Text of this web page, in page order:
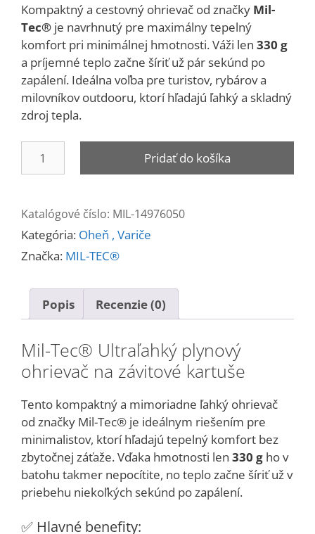
Kompaktný a cestovný ohrievač od značky Mil-
Tec® je navrhnutý pre maximálny tepelný
komfort pri minimálnej hmotnosti. Váži len 330 g
a príjemné teplo začne šíriť už pár sekúnd po
zapálení. Ideálna voľba pre turistov, rybárov a
milovníkov outdooru, ktorí hľadajú ľahký a skladný
zdroj tepla.
Plynový
závitové
kartuše
Pridať do košíka
Katalógové číslo: MIL-14976050
Kategória: Oheň , Variče
Značka: MIL-TEC®
Popis Recenzie (0)
Mil-Tec® Ultraľahký plynový
ohrievač na závitové kartuše
Tento kompaktný a mimoriadne ľahký ohrievač
od značky Mil-Tec® je ideálnym riešením pre
minimalistov, ktorí hľadajú tepelný komfort bez
zbytočnej záťaže. Vďaka hmotnosti len 330 g ho v
batohu takmer nepocítite, no teplo začne šíriť už v
priebehu niekoľkých sekúnd po zapálení.
✅ Hlavné benefity: